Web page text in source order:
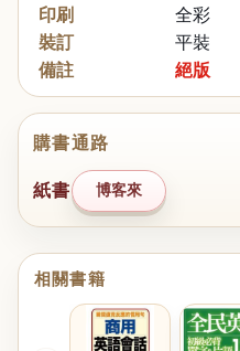
印刷
全彩
裝訂
平裝
備註
絕版
購書通路
紙書 博客來
相關書籍